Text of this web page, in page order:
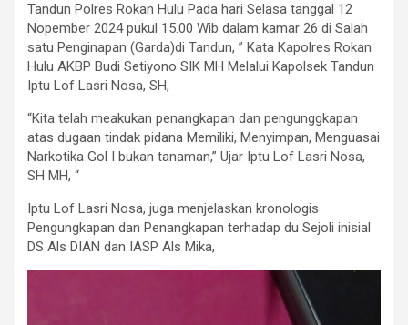
Tandun Polres Rokan Hulu Pada hari Selasa tanggal 12
Nopember 2024 pukul 15.00 Wib dalam kamar 26 di Salah
satu Penginapan (Garda)di Tandun, ” Kata Kapolres Rokan
Hulu AKBP Budi Setiyono SIK MH Melalui Kapolsek Tandun
Iptu Lof Lasri Nosa, SH,
“Kita telah meakukan penangkapan dan pengunggkapan
atas dugaan tindak pidana Memiliki, Menyimpan, Menguasai
Narkotika Gol I bukan tanaman,” Ujar Iptu Lof Lasri Nosa,
SH MH, “
Iptu Lof Lasri Nosa, juga menjelaskan kronologis
Pengungkapan dan Penangkapan terhadap du Sejoli inisial
DS Als DIAN dan IASP Als Mika,